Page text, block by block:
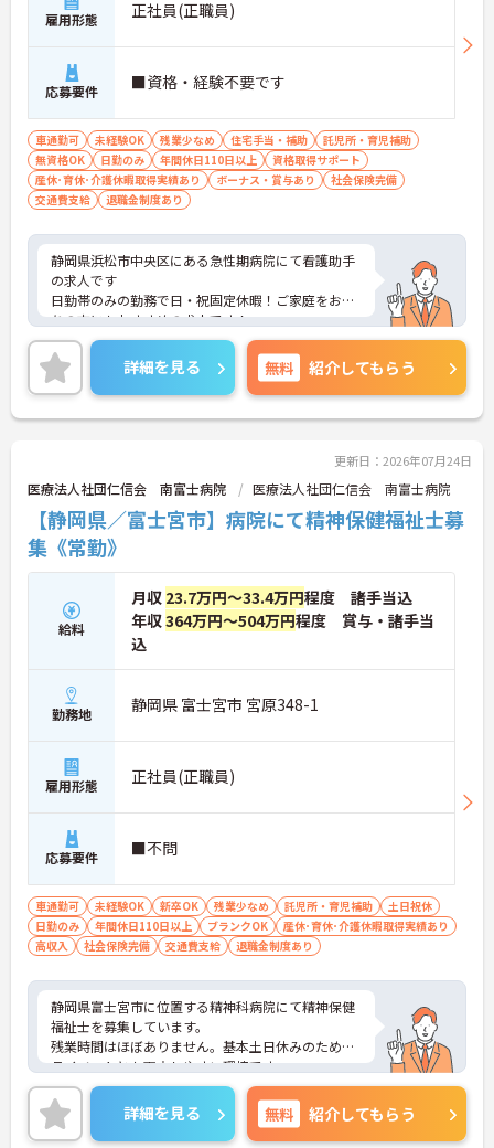
長く働きたい方に嬉しい待遇制度が整っています。
・賞与実績「計4.30ヶ月分」
・昇給制度あり
・退職金制度＋退職金共済に加入
て勤務しやすい職場です♪
■ 2つの介護スタイルを学べる♪
幅広い介護経験を積みたい方にピッタリです。
・従来型施設とユニット型施設の両方を展開
・ご利用者様の状態に合わせた介護に携われる
→ 多様な介護スタイルに触れながらスキルアップで
きる環境です♪
■ 子育て世代も安心のサポート体制♪
ライフステージの変化にも柔軟に対応しています。
・育児休業取得実績あり
→ 子育てや家庭との両立を大切にしながら働き続け
やすい環境です♪
雇用形態 正社員(正職員)
応募要件 ■資格・経験不要です
車通勤可 未経験OK 残業少なめ 住宅手当・補助
託児所・育児補助
無資格OK
日勤のみ 年間休日110日以上
資格取得サポート
産休･育休･介護休暇取得実績あり
ボーナス・賞与あり
社会保険完備
交通費支給
退職金制度あり
静岡県浜松市中央区にある急性期病院にて看護助手
の求人です
日勤帯のみの勤務で日・祝固定休暇！ご家庭をお持
ちの方にもおすすめの求人です！
残業時間も少なく、プライベートの時間もたっぷり
です！
ご興味をお持ちの方はお気軽にお問合せ下さい。
詳細を見る 無料 紹介してもらう
更新日：2026年07月24日
医療法人社団仁信会 南富士病院 医療法人社団仁信会 南富士病院
【静岡県／富士宮市】病院にて精神保健福祉士募
集《常勤》
給料
月収 23.7万円～33.4万円程度 諸手当込
年収364万円～504万円程度 賞与・諸手当
込
勤務地 静岡県 富士宮市 宮原348-1
雇用形態 正社員(正職員)
応募要件 ■不問
車通勤可 未経験OK 新卒OK 残業少なめ 託児所・育児補助
土日祝休
日勤のみ
年間休日110日以上 ブランクOK
産休･育休･介護休暇取得実績あり
高収入
社会保険完備 交通費支給 退職金制度あり
静岡県富士宮市に位置する精神科病院にて精神保健
福祉士を募集しています。
残業時間はほぼありません。基本土日休みのためプ
ライベートとも両立しやすい環境です。
ご興味をお持ちの方には詳細の情報や面接のポイン
トをお伝えしますのでお気軽にお問い合わせくださ
いませ。
詳細を見る 無料 紹介してもらう